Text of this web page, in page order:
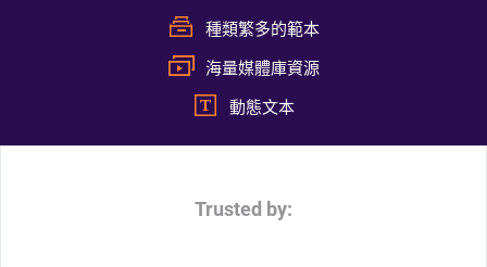
種類繁多的範本
海量媒體庫資源
動態文本
Trusted by: